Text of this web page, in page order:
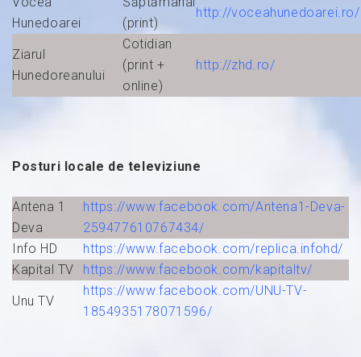
Hunedoarei
(print)
http://voceahunedoarei.ro/
Ziarul
Hunedoreanului
Cotidian
(print +
online)
http://zhd.ro/
Posturi locale de televiziune
Antena 1
Deva
https://www.facebook.com/Antena1-Deva-
259477610767434/
Info HD
https://www.facebook.com/replica.infohd/
Kapital TV
https://www.facebook.com/kapitaltv/
Unu TV
https://www.facebook.com/UNU-TV-
1854935178071596/